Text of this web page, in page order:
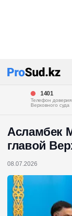
1401
Телефон доверия
Верховного суда
Асламбек
главой
08.07.2026